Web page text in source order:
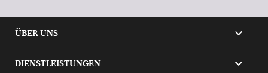
ÜBER UNS 
DIENSTLEISTUNGEN 